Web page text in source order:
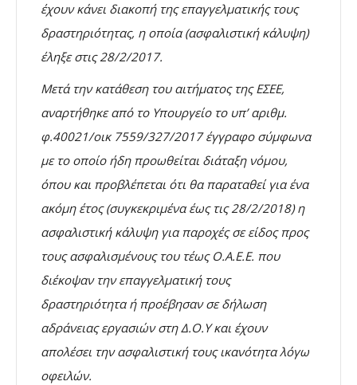
έχουν κάνει διακοπή της επαγγελματικής τους
δραστηριότητας, η οποία (ασφαλιστική κάλυψη)
έληξε στις 28/2/2017.
Μετά την κατάθεση του αιτήματος της ΕΣΕΕ,
αναρτήθηκε από το Υπουργείο το υπ’ αριθμ.
φ.40021/οικ 7559/327/2017 έγγραφο σύμφωνα
με το οποίο ήδη προωθείται διάταξη νόμου,
όπου και προβλέπεται ότι θα παραταθεί για ένα
ακόμη έτος (συγκεκριμένα έως τις 28/2/2018) η
ασφαλιστική κάλυψη για παροχές σε είδος προς
τους ασφαλισμένους του τέως Ο.Α.Ε.Ε. που
διέκοψαν την επαγγελματική τους
δραστηριότητα ή προέβησαν σε δήλωση
αδράνειας εργασιών στη Δ.Ο.Υ και έχουν
απολέσει την ασφαλιστική τους ικανότητα λόγω
οφειλών.